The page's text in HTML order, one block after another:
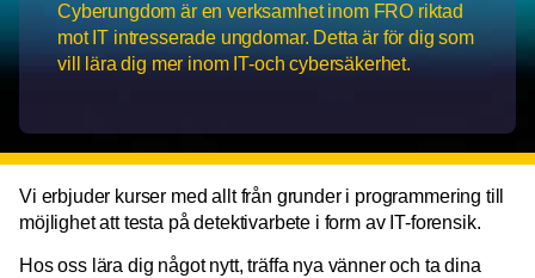
Cyberungdom är en verksamhet inom FRO riktad
mot IT intresserade ungdomar. Detta är för dig som
vill lära dig mer inom IT-och cybersäkerhet.
Vi erbjuder kurser med allt från grunder i programmering till
möjlighet att testa på detektivarbete i form av IT-forensik.
Hos oss lära dig något nytt, träffa nya vänner och ta dina